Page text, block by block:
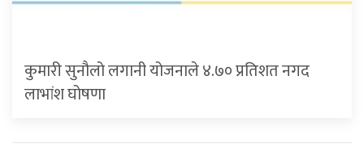
कुमारी सुनौलो लगानी योजनाले ४.७० प्रतिशत नगद
लाभांश घोषणा